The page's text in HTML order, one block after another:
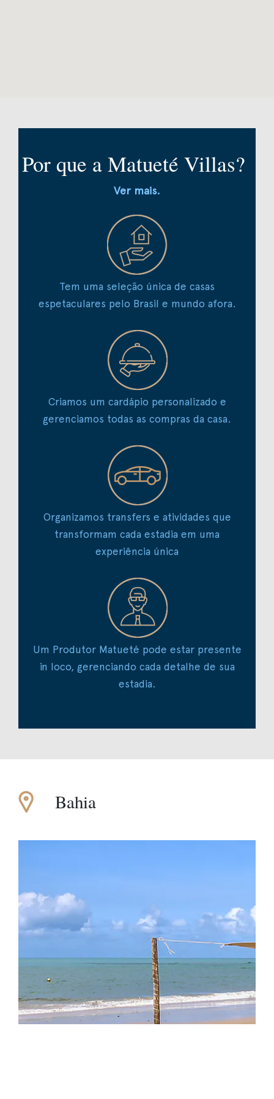
Por que a Matueté Villas?
Ver mais.
Tem uma seleção única de casas
espetaculares pelo Brasil e mundo afora.
Criamos um cardápio personalizado e
gerenciamos todas as compras da casa.
Organizamos transfers e atividades que
transformam cada estadia em uma
experiência única
Um Produtor Matueté pode estar presente
in loco, gerenciando cada detalhe de sua
estadia.
Bahia